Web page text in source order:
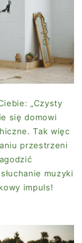
„Czysty
się domowi
Tak więc
przestrzeni
muzyki
impuls!